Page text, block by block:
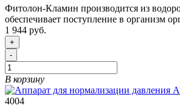
Фитолон-Кламин производится из
обеспечивает поступление в организм
1 944 руб.
+
-
В корзину
4004